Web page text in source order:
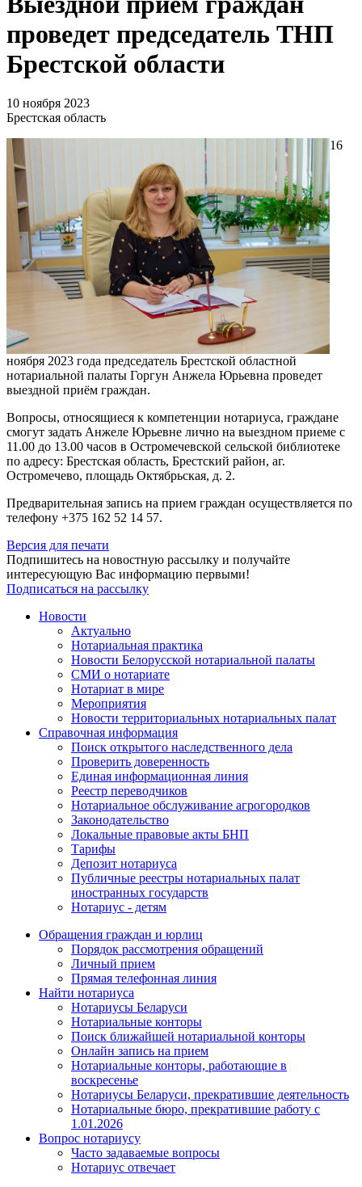
проведет председатель ТНП
Брестской области
10 ноября 2023
Брестская область
16
ноября 2023 года председатель Брестской областной
нотариальной палаты Горгун Анжела Юрьевна проведет
выездной приём граждан.
Вопросы, относящиеся к компетенции нотариуса, граждане
смогут задать Анжеле Юрьевне лично на выездном приеме с
11.00 до 13.00 часов в Остромечевской сельской библиотеке
по адресу: Брестская область, Брестский район, аг.
Остромечево, площадь Октябрьская, д. 2.
Предварительная запись на прием граждан осуществляется по
телефону +375 162 52 14 57.
Версия для печати
Подпишитесь на новостную рассылку и получайте
интересующую Вас информацию первыми!
Подписаться на рассылку
Новости
Актуально
Нотариальная практика
Новости Белорусской нотариальной палаты
СМИ о нотариате
Нотариат в мире
Мероприятия
Новости территориальных нотариальных палат
Справочная информация
Поиск открытого наследственного дела
Проверить доверенность
Единая информационная линия
Реестр переводчиков
Нотариальное обслуживание агрогородков
Законодательство
Локальные правовые акты БНП
Тарифы
Депозит нотариуса
Публичные реестры нотариальных палат
иностранных государств
Нотариус - детям
Обращения граждан и юрлиц
Порядок рассмотрения обращений
Личный прием
Прямая телефонная линия
Найти нотариуса
Нотариусы Беларуси
Нотариальные конторы
Поиск ближайшей нотариальной конторы
Онлайн запись на прием
Нотариальные конторы, работающие в
воскресенье
Нотариусы Беларуси, прекратившие деятельность
Нотариальные бюро, прекратившие работу с
1.01.2026
Вопрос нотариусу
Часто задаваемые вопросы
Нотариус отвечает